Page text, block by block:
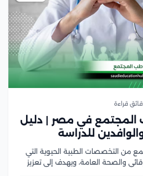
في مصر | دليل
للدراسة
التخصصات الطبية الحيوية التي
والصحة العامة، ويهدف إلى تعزيز